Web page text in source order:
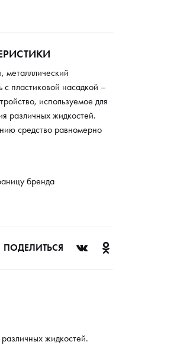
металллический
пластиковой насадкой –
используемое для
различных жидкостей.
средство равномерно
максимально
продуктов,
и увлажняющие
бренда
ПОДЕЛИТЬСЯ
жидкостей.